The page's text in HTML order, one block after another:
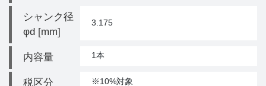
シャンク径
φd [mm]
3.175
内容量 1本
税区分 ※10%対象